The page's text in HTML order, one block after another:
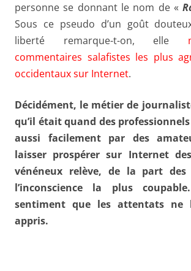
personne se donnant le nom de «
Sous ce pseudo d’un goût
liberté remarque-t-on, elle
commentaires salafistes les plus
occidentaux sur Internet.
Décidément, le métier de
qu’il était quand des
aussi facilement par des
laisser prospérer sur Internet
vénéneux relève, de la part
l’inconscience la plus
sentiment que les attentats ne
appris.